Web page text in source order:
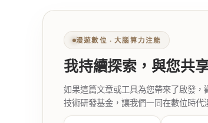
漫遊數位 ‧ 大腦算力注能
我持續探索，與您共
如果這篇文章或工具為您帶來了啟發
技術研發基金，讓我們一同在數位時代